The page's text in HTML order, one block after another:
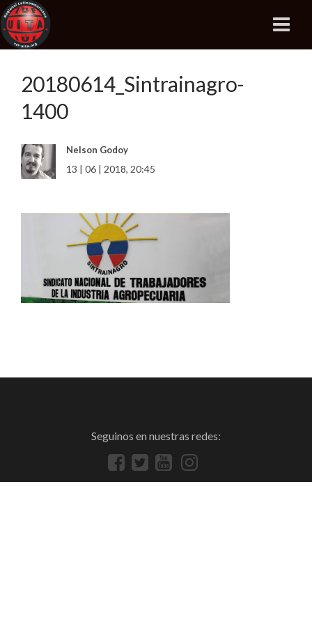
20180614_Sintrainagro-
1400
Nelson Godoy
13 | 06 | 2018, 20:45
Seguinos en nuestras redes: